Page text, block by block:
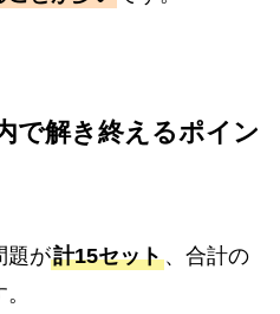
で解き終えるポイン
題が計15セット、合計の